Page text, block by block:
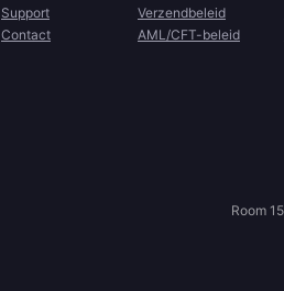
Support
Contact
Verzendbeleid
AML/CFT-beleid
Room